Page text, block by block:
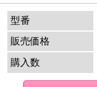
型番
販売価格
購入数